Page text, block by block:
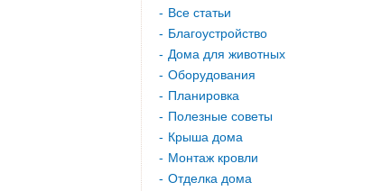
Все статьи
Благоустройство
Дома для животных
Оборудования
Планировка
Полезные советы
Крыша дома
Монтаж кровли
Отделка дома